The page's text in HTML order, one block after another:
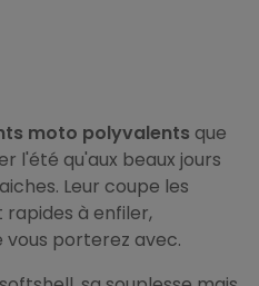
moto polyvalents que
l'été qu'aux beaux jours
Leur coupe les
à enfiler,
vous porterez avec.